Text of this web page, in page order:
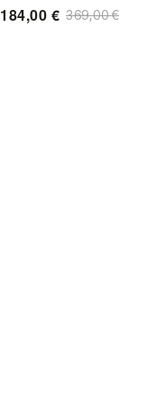
369,00€
184,00 €